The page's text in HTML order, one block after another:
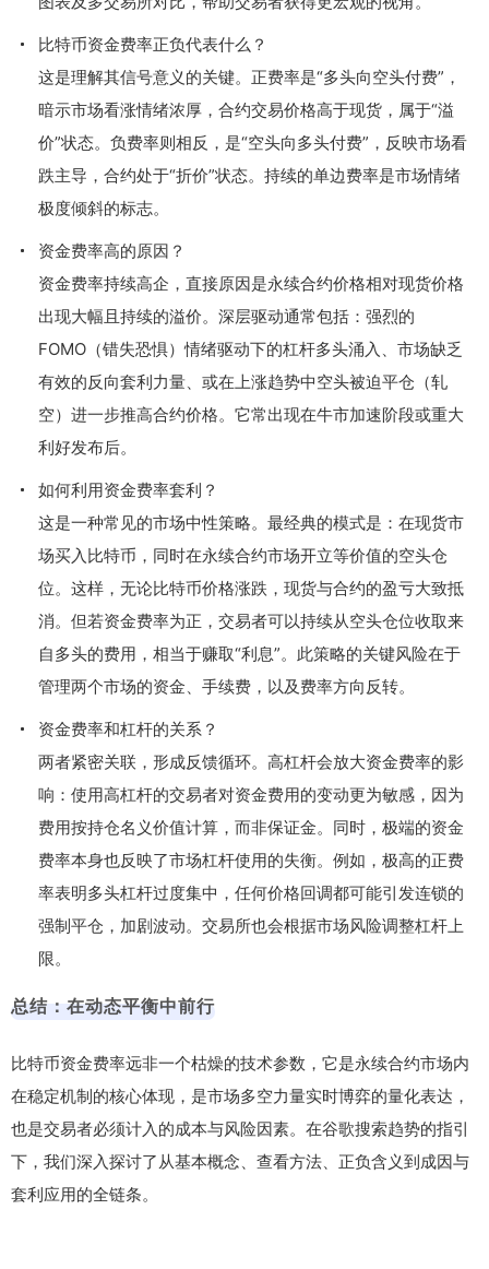
比特币资金费率正负代表什么？
这是理解其信号意义的关键。正费率是“多头向空头付费”，
暗示市场看涨情绪浓厚，合约交易价格高于现货，属于“溢
价”状态。负费率则相反，是“空头向多头付费”，反映市场看
跌主导，合约处于“折价”状态。持续的单边费率是市场情绪
极度倾斜的标志。
资金费率高的原因？
资金费率持续高企，直接原因是永续合约价格相对现货价格
出现大幅且持续的溢价。深层驱动通常包括：强烈的
FOMO（错失恐惧）情绪驱动下的杠杆多头涌入、市场缺乏
有效的反向套利力量、或在上涨趋势中空头被迫平仓（轧
空）进一步推高合约价格。它常出现在牛市加速阶段或重大
利好发布后。
如何利用资金费率套利？
这是一种常见的市场中性策略。最经典的模式是：在现货市
场买入比特币，同时在永续合约市场开立等价值的空头仓
位。这样，无论比特币价格涨跌，现货与合约的盈亏大致抵
消。但若资金费率为正，交易者可以持续从空头仓位收取来
自多头的费用，相当于赚取“利息”。此策略的关键风险在于
管理两个市场的资金、手续费，以及费率方向反转。
资金费率和杠杆的关系？
两者紧密关联，形成反馈循环。高杠杆会放大资金费率的影
响：使用高杠杆的交易者对资金费用的变动更为敏感，因为
费用按持仓名义价值计算，而非保证金。同时，极端的资金
费率本身也反映了市场杠杆使用的失衡。例如，极高的正费
率表明多头杠杆过度集中，任何价格回调都可能引发连锁的
强制平仓，加剧波动。交易所也会根据市场风险调整杠杆上
限。
总结：在动态平衡中前行
比特币资金费率远非一个枯燥的技术参数，它是永续合约市场内
在稳定机制的核心体现，是市场多空力量实时博弈的量化表达，
也是交易者必须计入的成本与风险因素。在谷歌搜索趋势的指引
下，我们深入探讨了从基本概念、查看方法、正负含义到成因与
套利应用的全链条。